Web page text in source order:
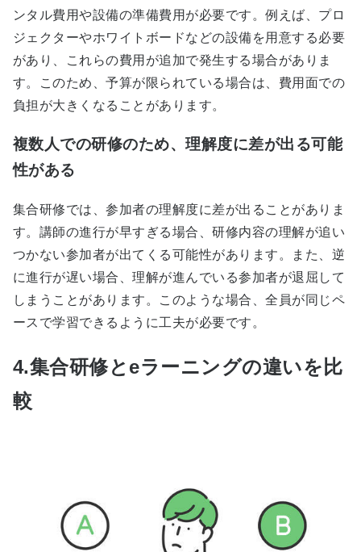
ンタル費用や設備の準備費用が必要です。例えば、プロ
ジェクターやホワイトボードなどの設備を用意する必要
があり、これらの費用が追加で発生する場合がありま
す。このため、予算が限られている場合は、費用面での
負担が大きくなることがあります。
複数人での研修のため、理解度に差が出る可能
性がある
集合研修では、参加者の理解度に差が出ることがありま
す。講師の進行が早すぎる場合、研修内容の理解が追い
つかない参加者が出てくる可能性があります。また、逆
に進行が遅い場合、理解が進んでいる参加者が退屈して
しまうことがあります。このような場合、全員が同じペ
ースで学習できるように工夫が必要です。
4.集合研修とeラーニングの違いを比
較